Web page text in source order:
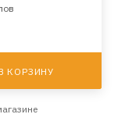
КОРЗИНУ